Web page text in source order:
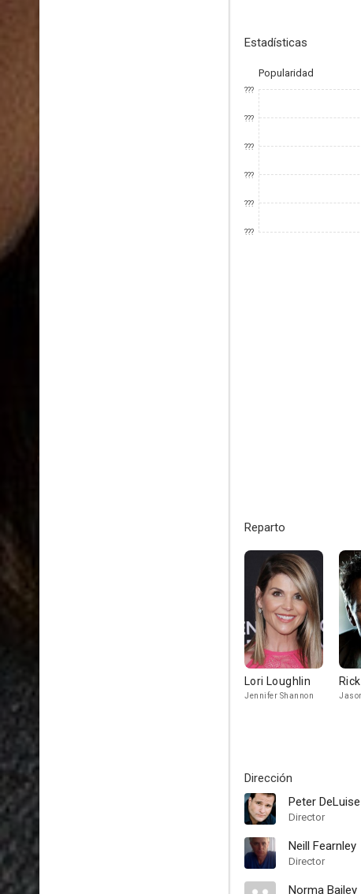
Estadísticas
Popularidad
???
???
???
???
???
???
Reparto
Lori Loughlin
Jennifer Shannon
Dirección
Peter DeLuise
Director
Neill Fearnley
Director
Norma Bailey